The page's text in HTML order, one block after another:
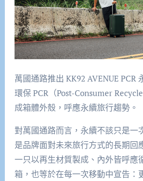
萬國通路推出 KK92 AVENUE PCR
環保 PCR（Post-Consumer
成箱體外殼，呼應永續旅行趨勢。
對萬國通路而言，永續不該只是一
是品牌面對未來旅行方式的長期回
一只以再生材質製成、內外皆呼應
箱，也等於在每一次移動中宣告：